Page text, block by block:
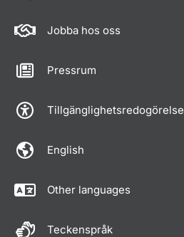
Jobba hos oss
Pressrum
Tillgänglighetsredogörelse
English
Other languages
Teckenspråk